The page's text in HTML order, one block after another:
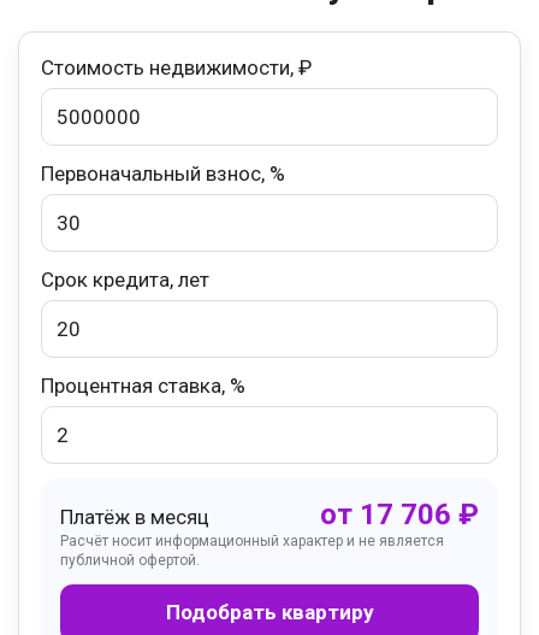
Стоимость недвижимости, ₽
Первоначальный взнос, %
Срок кредита, лет
Процентная ставка, %
Платёж в месяц от 17 706 ₽
Расчёт носит информационный характер и не является
публичной офертой.
Подобрать квартиру